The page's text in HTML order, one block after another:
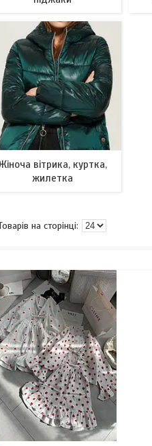
вітрика, куртка,
жилетка